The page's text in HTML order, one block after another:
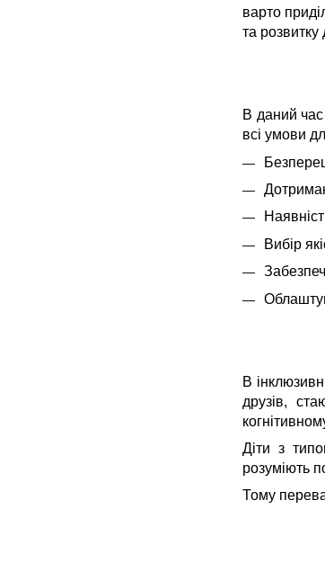
варто
та розвитку
В даний час
всі умови
Вибір
В
друзів,
Діти з
розуміють
Тому